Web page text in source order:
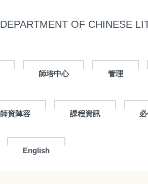
DEPARTMENT OF CHINESE
師培中心 管理
師資陣容 課程資訊
English